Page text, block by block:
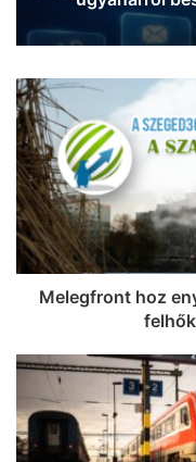
Melegfront hoz